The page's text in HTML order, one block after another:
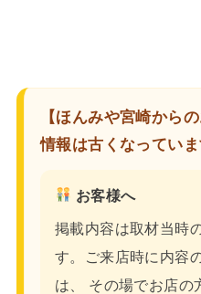
【ほんみや宮崎から
情報は古くなってい
お客様へ
掲載内容は取材当時
す。ご来店時に内容
は、 その場でお店の